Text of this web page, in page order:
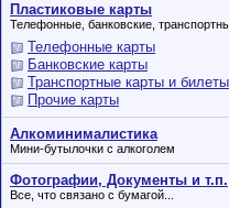
Пластиковые карты
Телефонные, банковские,
Телефонные карты
Банковские карты
Транспортные карты и билеты
Прочие карты
Алкоминималистика
Мини-бутылочки с алкоголем
Фотографии, Документы и т.п.
Все, что связано с бумагой...